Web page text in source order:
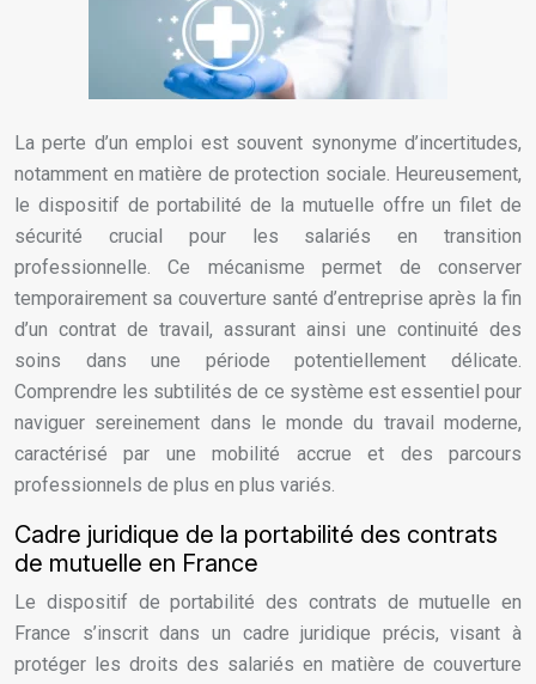
La perte d’un emploi est souvent synonyme d’incertitudes,
notamment en matière de protection sociale. Heureusement,
le dispositif de portabilité de la mutuelle offre un filet de
sécurité crucial pour les salariés en transition
professionnelle. Ce mécanisme permet de conserver
temporairement sa couverture santé d’entreprise après la fin
d’un contrat de travail, assurant ainsi une continuité des
soins dans une période potentiellement délicate.
Comprendre les subtilités de ce système est essentiel pour
naviguer sereinement dans le monde du travail moderne,
caractérisé par une mobilité accrue et des parcours
professionnels de plus en plus variés.
Cadre juridique de la portabilité des contrats
de mutuelle en France
Le dispositif de portabilité des contrats de mutuelle en
France s’inscrit dans un cadre juridique précis, visant à
protéger les droits des salariés en matière de couverture